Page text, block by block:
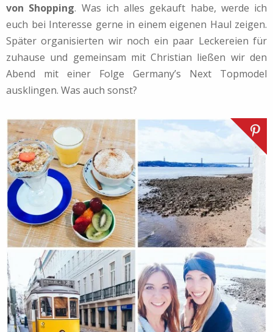
von Shopping. Was ich alles gekauft habe, werde ich
euch bei Interesse gerne in einem eigenen Haul zeigen.
Später organisierten wir noch ein paar Leckereien für
zuhause und gemeinsam mit Christian ließen wir den
Abend mit einer Folge Germany’s Next Topmodel
ausklingen. Was auch sonst?